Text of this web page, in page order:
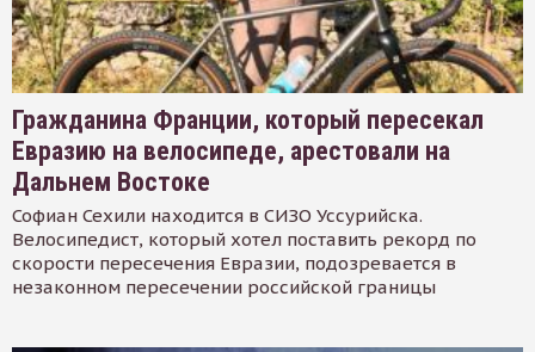
Гражданина Франции, который пересекал
Евразию на велосипеде, арестовали на
Дальнем Востоке
Софиан Сехили находится в СИЗО Уссурийска.
Велосипедист, который хотел поставить рекорд по
скорости пересечения Евразии, подозревается в
незаконном пересечении российской границы